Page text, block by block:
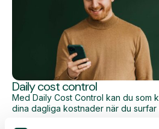
Daily cost control
Med Daily Cost Control kan du som
dina dagliga kostnader när du surfar